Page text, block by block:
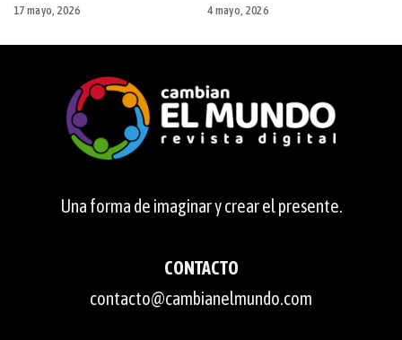
17 mayo, 2026 4 mayo, 2026
Una forma de imaginar y crear el presente.
CONTACTO
contacto@cambianelmundo.com